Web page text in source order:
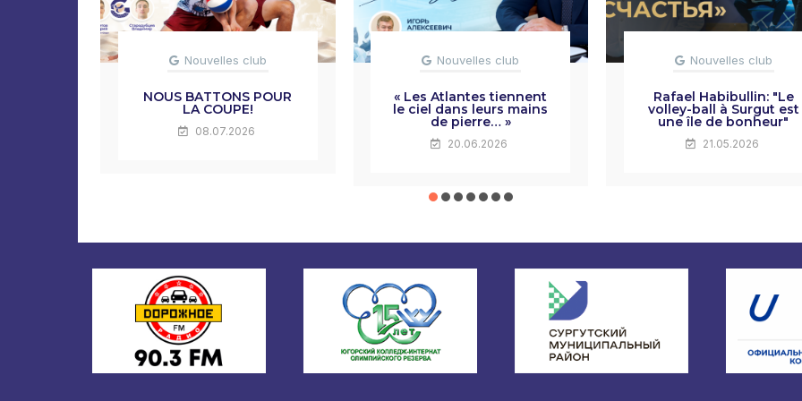
Nouvelles club
NOUS BATTONS POUR
LA COUPE!
08.07.2026
Nouvelles club
« Les Atlantes tiennent
le ciel dans leurs mains
de pierre… »
20.06.2026
Nouvelles club
Rafael Habibullin: "Le
volley-ball à Surgut est
une île de bonheur"
21.05.2026